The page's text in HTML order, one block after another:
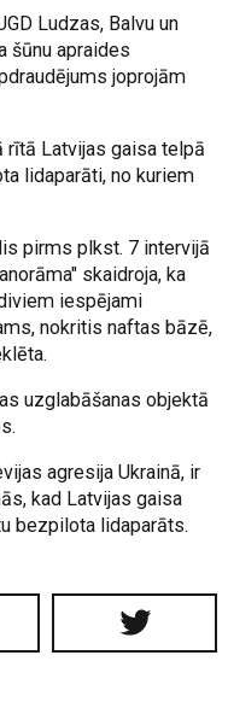
Ludzas, Balvu un
šūnu apraides
joprojām
rītā Latvijas gaisa telpā
lidaparāti, no kuriem
pirms plkst. 7 intervijā
skaidroja, ka
iespējami
nokritis naftas bāzē,
uzglabāšanas objektā
agresija Ukrainā, ir
kad Latvijas gaisa
bezpilota lidaparāts.